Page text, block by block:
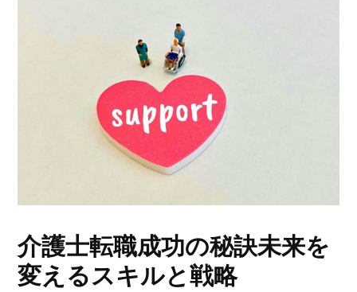
介護士転職成功の秘訣未来を
変えるスキルと戦略